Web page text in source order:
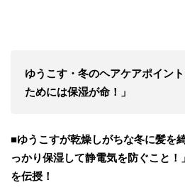
ゆうこす・冬のヘアケアポイン
ためには保湿が命！」
■ゆうこすが乾燥しがちな冬に髪を
っかり保湿して静電気を防ぐこと
を伝授！